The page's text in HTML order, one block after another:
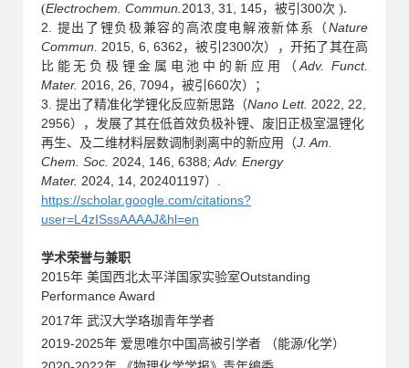
(Electrochem. Commun.2013, 31, 145，被引300次 ).
2. 提出了锂负极兼容的高浓度电解液新体系
（Nature
Commun.2015, 6, 6362，被引2300次），开拓了其在高
比能无负极锂金属电池中的新应用（Adv. Funct.
Mater. 2016, 26, 7094，被引660次）
；
3. 提出了精准化学锂化反应新思路 （Nano Lett. 2022, 22,
2956）
，发展了其在低首效负极补锂、废旧正极室温锂化
再生、及二维材料层数调制剥离中的新应用（J. Am.
Chem. Soc. 2024, 146, 6388;Adv. Energy
Mater. 2024, 14, 202401197）.
https://scholar.google.com/citations?
user=L4zISssAAAAJ&hl=en
学术荣誉与兼职
2015年 美国西北太平洋国家实验室Outstanding
Performance Award
2017年 武汉大学珞珈青年学者
2019-2025年 爱思唯尔中国高被引学者 （能源/化学）